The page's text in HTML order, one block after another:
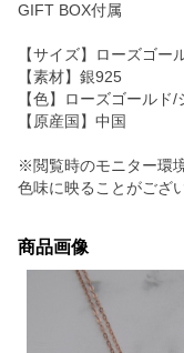
GIFT BOX付属
【サイズ】ローズゴ
【素材】銀925
【色】ローズゴールド/
【原産国】中国
※閲覧時のモニター環
色味に映ることがござ
商品画像